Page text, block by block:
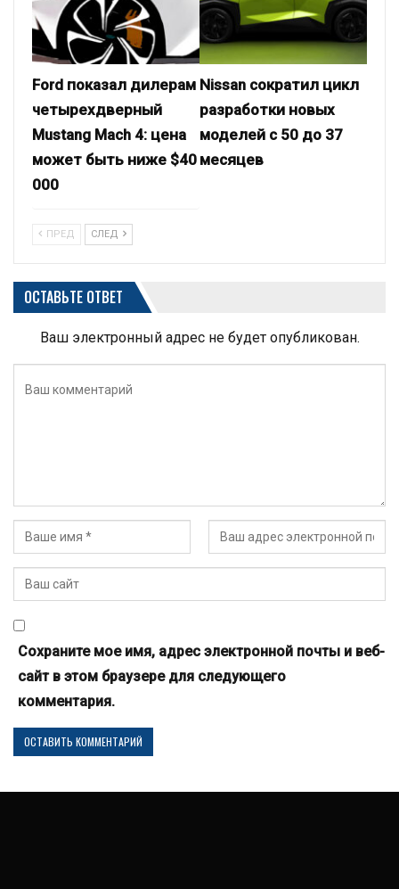
Ford показал дилерам
четырехдверный
Mustang Mach 4: цена
может быть ниже $40
000
Nissan сократил цикл
разработки новых
моделей с 50 до 37
месяцев
ПРЕД СЛЕД
ОСТАВЬТЕ ОТВЕТ
Ваш электронный адрес не будет опубликован.
Сохраните мое имя, адрес электронной почты и веб-
сайт в этом браузере для следующего
комментария.